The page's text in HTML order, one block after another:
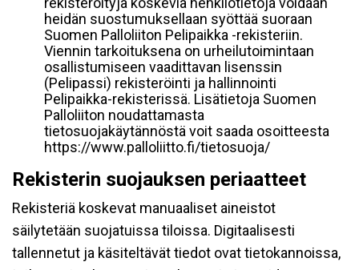
heidän suostumuksellaan syöttää suoraan
Suomen Palloliiton Pelipaikka -rekisteriin.
Viennin tarkoituksena on urheilutoimintaan
osallistumiseen vaadittavan lisenssin
(Pelipassi) rekisteröinti ja hallinnointi
Pelipaikka-rekisterissä. Lisätietoja Suomen
Palloliiton noudattamasta
tietosuojakäytännöstä voit saada osoitteesta
https://www.palloliitto.fi/tietosuoja/
Rekisterin suojauksen periaatteet
Rekisteriä koskevat manuaaliset aineistot
säilytetään suojatuissa tiloissa. Digitaalisesti
tallennetut ja käsiteltävät tiedot ovat tietokannoissa,